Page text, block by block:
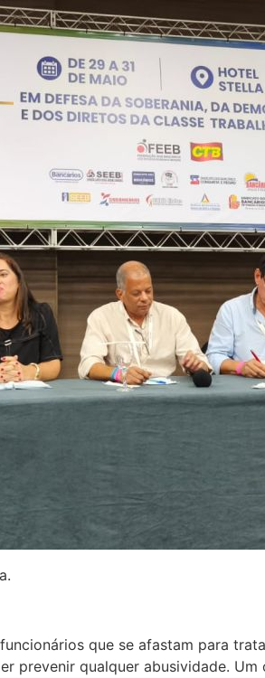
que se afastam para
prevenir qualquer abusividade.